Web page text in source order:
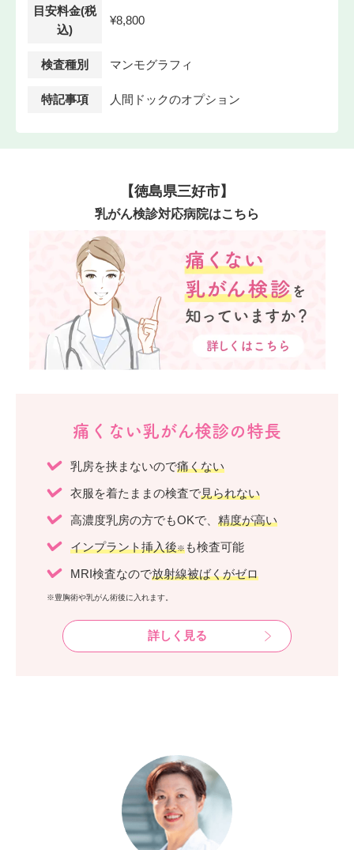
目安料金(税
込)
¥8,800
検査種別 マンモグラフィ
特記事項 人間ドックのオプション
【徳島県三好市】
乳がん検診対応病院はこちら
痛くない乳がん検診の特長
乳房を挟まないので痛くない
衣服を着たままの検査で見られない
高濃度乳房の方でもOKで、 精度が高い
インプラント挿入後※ も検査可能
MRI検査なので放射線被ばくがゼロ
※豊胸術や乳がん術後に入れます。
詳しく見る